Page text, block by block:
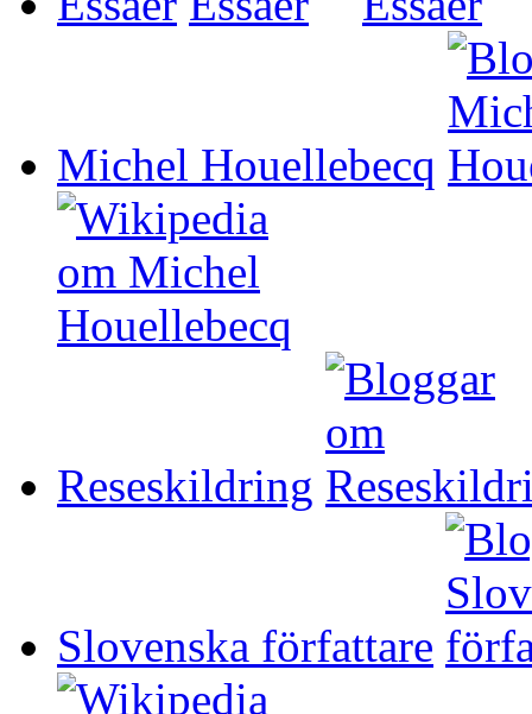
Michel Houellebecq
Reseskildring
Slovenska författare